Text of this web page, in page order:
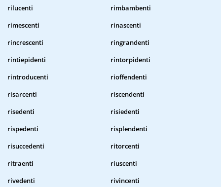
rilucenti
rimbambenti
rimescenti
rinascenti
rincrescenti
ringrandenti
rintiepidenti
rintorpidenti
rintroducenti
rioffendenti
risarcenti
riscendenti
risedenti
risiedenti
rispedenti
risplendenti
risuccedenti
ritorcenti
ritraenti
riuscenti
rivedenti
rivincenti